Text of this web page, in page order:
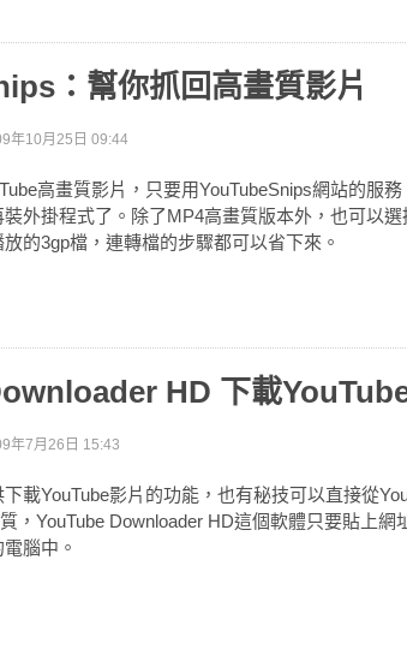
：幫你抓回高畫質影片
年10月25日 09:44
高畫質影片，只要用YouTubeSnips網站的服
外掛程式了。除了MP4高畫質版本外，也可以選
的3gp檔，連轉檔的步驟都可以省下來。
HD 下載
年7月26日 15:43
載YouTube影片的功能，也有秘技可以直接從
，YouTube Downloader HD這個軟體只要貼上網
腦中。